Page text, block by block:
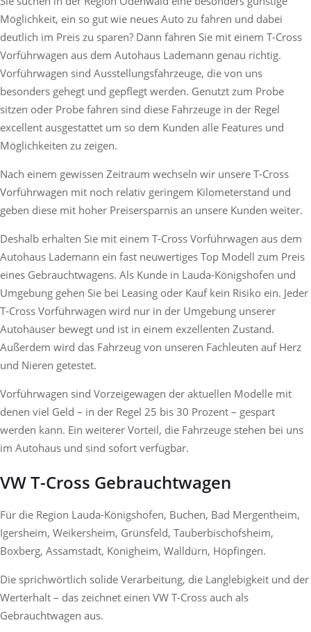
Möglichkeit, ein so gut wie neues Auto zu fahren und dabei
deutlich im Preis zu sparen? Dann fahren Sie mit einem T-Cross
Vorführwagen aus dem Autohaus Lademann genau richtig.
Vorführwagen sind Ausstellungsfahrzeuge, die von uns
besonders gehegt und gepflegt werden. Genutzt zum Probe
sitzen oder Probe fahren sind diese Fahrzeuge in der Regel
excellent ausgestattet um so dem Kunden alle Features und
Möglichkeiten zu zeigen.
Nach einem gewissen Zeitraum wechseln wir unsere T-Cross
Vorführwagen mit noch relativ geringem Kilometerstand und
geben diese mit hoher Preisersparnis an unsere Kunden weiter.
Deshalb erhalten Sie mit einem T-Cross Vorführwagen aus dem
Autohaus Lademann ein fast neuwertiges Top Modell zum Preis
eines Gebrauchtwagens. Als Kunde in Lauda-Königshofen und
Umgebung gehen Sie bei Leasing oder Kauf kein Risiko ein. Jeder
T-Cross Vorführwagen wird nur in der Umgebung unserer
Autohäuser bewegt und ist in einem exzellenten Zustand.
Außerdem wird das Fahrzeug von unseren Fachleuten auf Herz
und Nieren getestet.
Vorführwagen sind Vorzeigewagen der aktuellen Modelle mit
denen viel Geld – in der Regel 25 bis 30 Prozent – gespart
werden kann. Ein weiterer Vorteil, die Fahrzeuge stehen bei uns
im Autohaus und sind sofort verfügbar.
VW T-Cross Gebrauchtwagen
Für die Region Lauda-Königshofen, Buchen, Bad Mergentheim,
Igersheim, Weikersheim, Grünsfeld, Tauberbischofsheim,
Boxberg, Assamstadt, Königheim, Walldürn, Höpfingen.
Die sprichwörtlich solide Verarbeitung, die Langlebigkeit und der
Werterhalt – das zeichnet einen VW T-Cross auch als
Gebrauchtwagen aus.